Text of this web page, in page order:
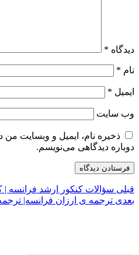
دیدگاه *
نام *
ایمیل *
وب‌ سایت
ذخیره نام، ایمیل و وبسایت
دوباره دیدگاهی می‌نویسم.
راهبری
نوشته
قبلی Previous
post:
سؤالات کنکور ارشد فرانسه | کنکور
بعدی Next
ترجمه ی ارزان فرانسه|